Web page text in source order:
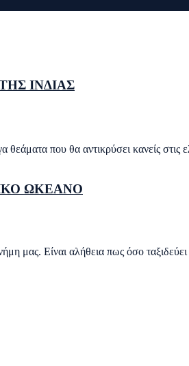
ΙΝΔΙΑΣ
που θα αντικρύσει κανείς
ΩΚΕΑΝΟ
μας. Είναι αλήθεια πως όσο